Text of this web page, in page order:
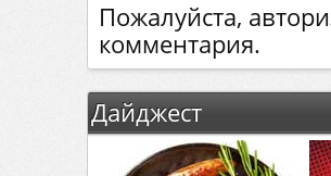
Пожалуйста,
комментария.
Дайджест